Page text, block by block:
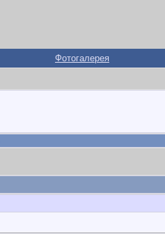
Фотогалерея